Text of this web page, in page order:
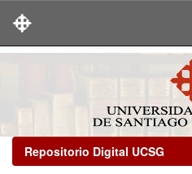
Repositorio Digital UCSG